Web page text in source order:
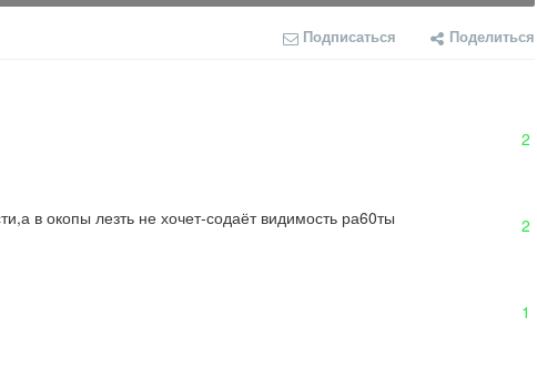
Подписаться Поделиться
2
в окопы лезть не хочет-содаёт видимость ра60ты 2
1